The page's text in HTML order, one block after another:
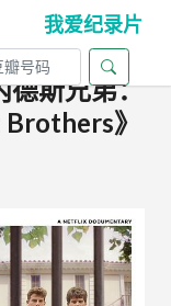
我爱纪录片
德斯兄弟：
》